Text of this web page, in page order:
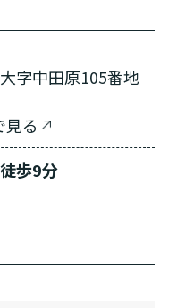
字中田原105番地
る
歩9分